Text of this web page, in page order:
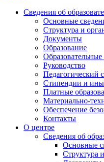
Сведения об
Основные
Структура и
Документы
Образование
Образовательные
Руководство
Педагогический
Стипендии и
Платные
Материально-
Обеспечение
Контакты
О центре
Сведения об
Основные
Структура